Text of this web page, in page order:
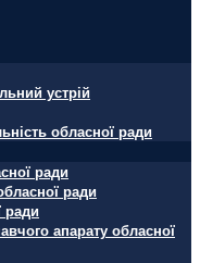
устрій
обласної ради
ради
ради
ради
апарату обласної